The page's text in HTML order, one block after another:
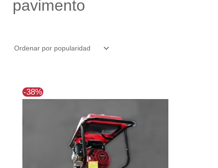
pavimento
-38%
precio
era:
$1.883.889.
precio
es:
$1.169.306.